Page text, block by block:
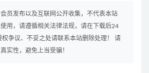
员发布以及互联网公开收集，不代表本站
用，请遵循相关法律法规，请在下载后24
争议、不妥之处请联系本站删除处理！ 请
实性，避免上当受骗！